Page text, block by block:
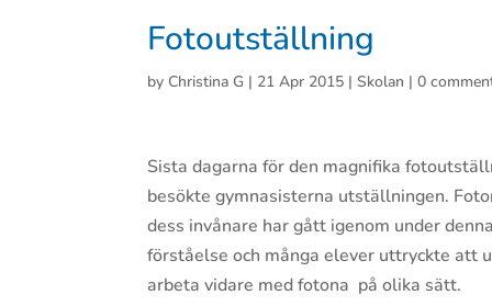
Fotoutställning
by Christina G | 21 Apr 2015 |Skolan |0
Sista dagarna för den magnifika
besökte gymnasisterna utställningen.
dess invånare har gått igenom under
förståelse och många elever uttryckte att
arbeta vidare med fotona på olika sätt.